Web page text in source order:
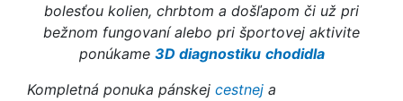
bolesťou kolien, chrbtom a došľapom či už pri
bežnom fungovaní alebo pri športovej aktivite
ponúkame 3D diagnostiku chodidla
Kompletná ponuka pánskej cestnej a